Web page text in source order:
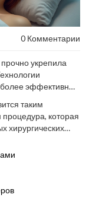
0 Комментарии
укрепила
эффективные
как можно
магической
этой неравной
таким
которая
хирургических
есть свои
мы подробно
процедур